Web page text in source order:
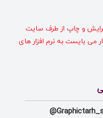
و چاپ از طرف سایت
می بایست به نرم افزار های